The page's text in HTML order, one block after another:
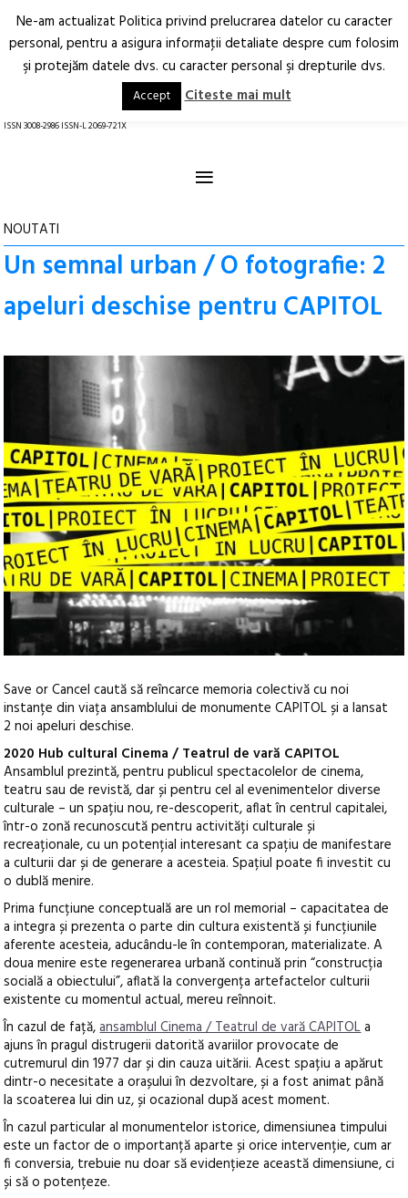
Arhitectură.
Oraș.
RO EN
ISSN 3008-2986 ISSN-L 2069-721X
≡
NOUTATI
Un semnal urban / O fotografie: 2
apeluri deschise pentru CAPITOL
Save or Cancel caută să reîncarce memoria colectivă cu noi
instanțe din viața ansamblului de monumente CAPITOL și a lansat
2 noi apeluri deschise.
2020 Hub cultural Cinema / Teatrul de vară CAPITOL
Ansamblul prezintă, pentru publicul spectacolelor de cinema,
teatru sau de revistă, dar și pentru cel al evenimentelor diverse
culturale – un spațiu nou, re-descoperit, aflat în centrul capitalei,
într-o zonă recunoscută pentru activități culturale și
recreaționale, cu un potențial interesant ca spațiu de manifestare
a culturii dar și de generare a acesteia. Spațiul poate fi investit cu
o dublă menire.
Prima funcțiune conceptuală are un rol memorial – capacitatea de
a integra și prezenta o parte din cultura existentă și funcțiunile
aferente acesteia, aducându-le în contemporan, materializate. A
doua menire este regenerarea urbană continuă prin “construcția
socială a obiectului”, aflată la convergența artefactelor culturii
existente cu momentul actual, mereu reînnoit.
În cazul de față,ansamblul Cinema / Teatrul de vară CAPITOLa
ajuns în pragul distrugerii datorită avariilor provocate de
cutremurul din 1977 dar și din cauza uitării. Acest spațiu a apărut
dintr-o necesitate a orașului în dezvoltare, și a fost animat până
la scoaterea lui din uz, și ocazional după acest moment.
În cazul particular al monumentelor istorice, dimensiunea timpului
este un factor de o importanță aparte și orice intervenție, cum ar
fi conversia, trebuie nu doar să evidențieze această dimensiune, ci
și să o potențeze.
Ne-am actualizat Politica privind prelucrarea datelor cu caracter
personal, pentru a asigura informaţii detaliate despre cum folosim
şi protejăm datele dvs. cu caracter personal şi drepturile dvs.
Accept Citeste mai mult